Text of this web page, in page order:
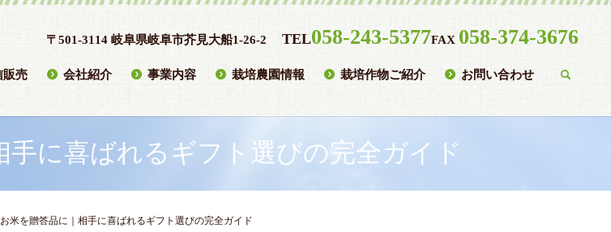
〒501-3114 岐阜県岐阜市芥見大船1-26-2 TEL058-243-5377FAX 058-374-3676
販売 会社紹介 事業内容 栽培農園情報 栽培作物ご紹介 お問い合わせ
に喜ばれるギフト選びの完全ガイド
米を贈答品に｜相手に喜ばれるギフト選びの完全ガイド